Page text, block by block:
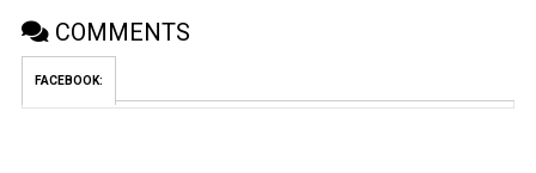
COMMENTS
FACEBOOK: